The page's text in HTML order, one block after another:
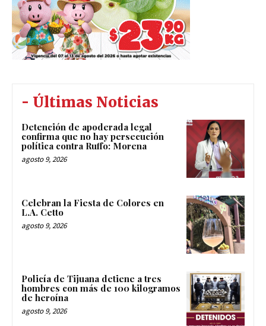
- Últimas Noticias
Detención de apoderada legal
confirma que no hay persecución
política contra Ruffo: Morena
agosto 9, 2026
Celebran la Fiesta de Colores en
L.A. Cetto
agosto 9, 2026
Policía de Tijuana detiene a tres
hombres con más de 100 kilogramos
de heroína
agosto 9, 2026